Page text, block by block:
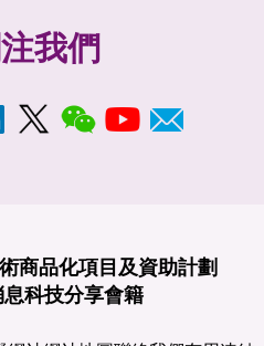
我們
商品化項目及資助計劃
息科技分享會籍